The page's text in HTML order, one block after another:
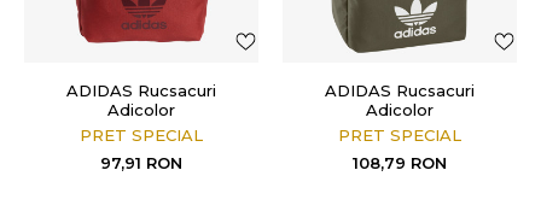
ADIDAS Rucsacuri
Adicolor
PRET SPECIAL
97,91 RON
ADIDAS Rucsacuri
Adicolor
PRET SPECIAL
108,79 RON